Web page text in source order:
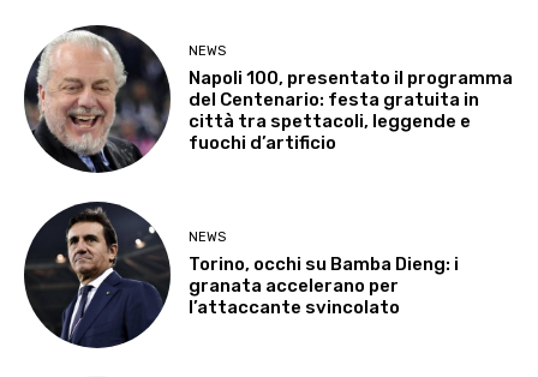
NEWS
Napoli 100, presentato il programma
del Centenario: festa gratuita in
città tra spettacoli, leggende e
fuochi d’artificio
NEWS
Torino, occhi su Bamba Dieng: i
granata accelerano per
l’attaccante svincolato